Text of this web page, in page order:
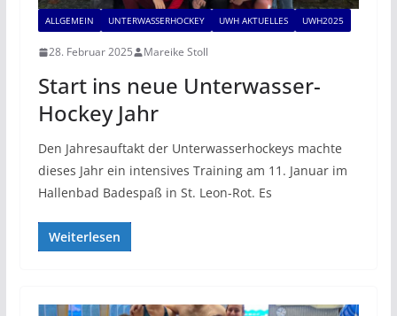
ALLGEMEIN UNTERWASSERHOCKEY UWH AKTUELLES UWH2025
28. Februar 2025 Mareike Stoll
Start ins neue Unterwasser-
Hockey Jahr
Den Jahresauftakt der Unterwasserhockeys machte
dieses Jahr ein intensives Training am 11. Januar im
Hallenbad Badespaß in St. Leon-Rot. Es
Weiterlesen